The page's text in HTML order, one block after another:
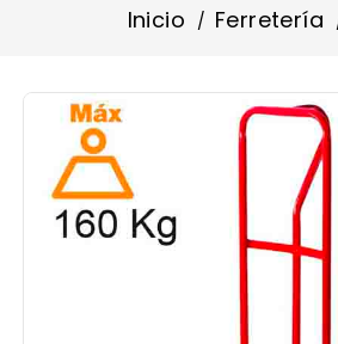
Inicio Ferretería